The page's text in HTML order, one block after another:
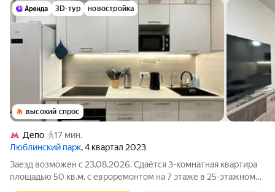
3D-тур новостройка
высокий спрос
Депо
17 мин.
Люблинский парк, 4 квартал 2023
Заезд возможен с 23.08.2026. Сдаётся 3-комнатная квартира
площадью 50 кв.м. с евроремонтом на 7 этаже в 25-этажном